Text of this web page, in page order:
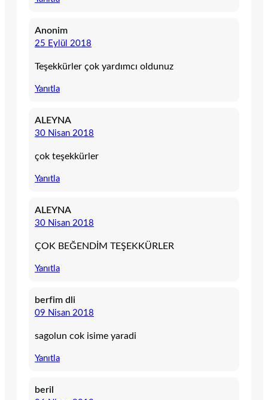
Anonim
25 Eylül 2018
Teşekkürler çok yardımcı oldunuz
Yanıtla
ALEYNA
30 Nisan 2018
çok teşekkürler
Yanıtla
ALEYNA
30 Nisan 2018
ÇOK BEĞENDİM TEŞEKKÜRLER
Yanıtla
berfim dli
09 Nisan 2018
sagolun cok isime yaradi
Yanıtla
beril